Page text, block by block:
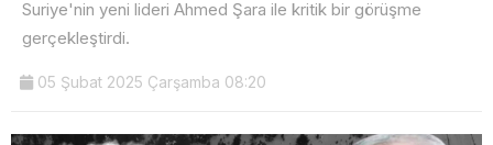
Suriye'nin yeni lideri Ahmed Şara ile kritik bir görüşme
gerçekleştirdi.
05 Şubat 2025 Çarşamba 08:20